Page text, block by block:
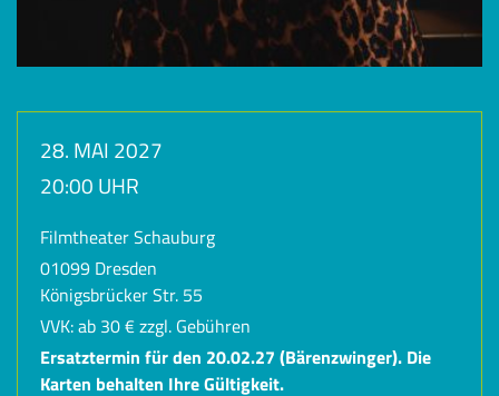
28. MAI 2027
20:00 UHR
Filmtheater Schauburg
01099 Dresden
Königsbrücker Str. 55
VVK: ab 30 € zzgl. Gebühren
Ersatztermin für den 20.02.27 (Bärenzwinger). Die
Karten behalten Ihre Gültigkeit.